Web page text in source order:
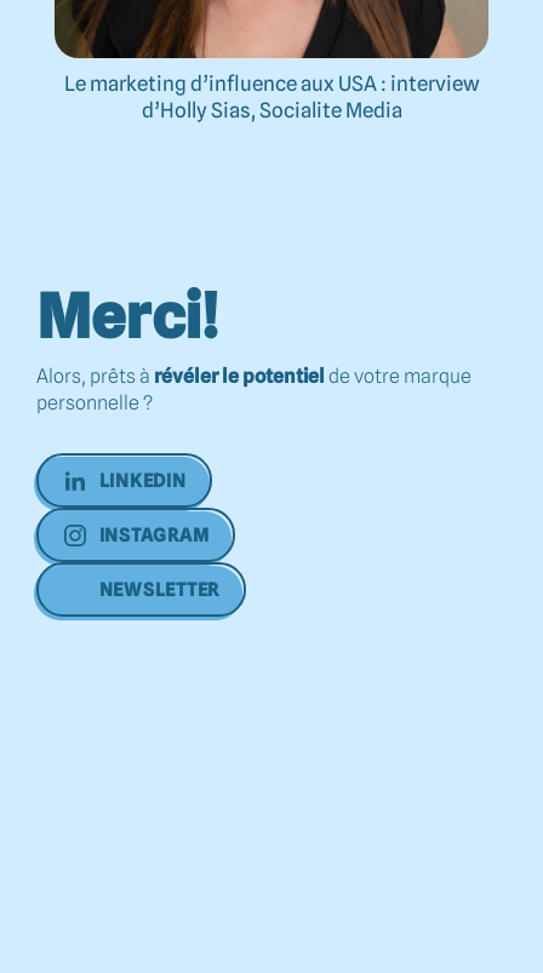
Le marketing d’influence aux USA : interview
d’Holly Sias, Socialite Media
Merci!
Alors, prêts à révéler le potentiel de votre marque
personnelle ?
LINKEDIN
INSTAGRAM
NEWSLETTER